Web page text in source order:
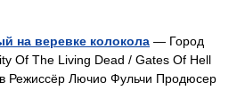
на веревке колокола — Город
Of The Living Dead / Gates Of Hell
Режиссёр Лючио Фульчи Продюсер